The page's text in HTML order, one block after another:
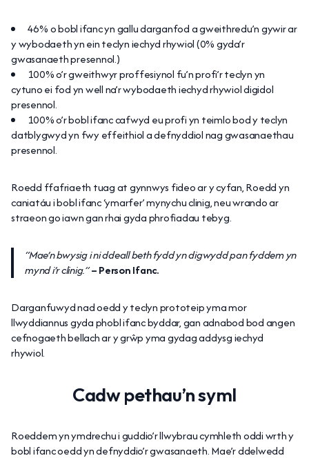
46% o bobl ifanc yn gallu darganfod a gweithredu’n gywir ar
y wybodaeth yn ein teclyn iechyd rhywiol (0% gyda’r
gwasanaeth presennol.)
100% o’r gweithwyr proffesiynol fu’n profi’r teclyn yn
cytuno ei fod yn well na’r wybodaeth iechyd rhywiol digidol
presennol.
100% o’r bobl ifanc cafwyd eu profi yn teimlo bod y teclyn
datblygwyd yn fwy effeithiol a defnyddiol nag gwasanaethau
presennol.
Roedd ffafriaeth tuag at gynnwys fideo ar y cyfan, Roedd yn
caniatáu i bobl ifanc ‘ymarfer’ mynychu clinig, neu wrando ar
straeon go iawn gan rhai gyda phrofiadau tebyg.
“Mae’n bwysig i ni ddeall beth fydd yn digwydd pan fyddem yn
mynd i’r clinig.”– Person Ifanc.
Darganfuwyd nad oedd y teclyn prototeip yma mor
llwyddiannus gyda phobl ifanc byddar, gan adnabod bod angen
cefnogaeth bellach ar y grŵp yma gydag addysg iechyd
rhywiol.
Cadw pethau’n syml
Roeddem yn ymdrechu i guddio’r llwybrau cymhleth oddi wrth y
bobl ifanc oedd yn defnyddio’r gwasanaeth. Mae’r ddelwedd